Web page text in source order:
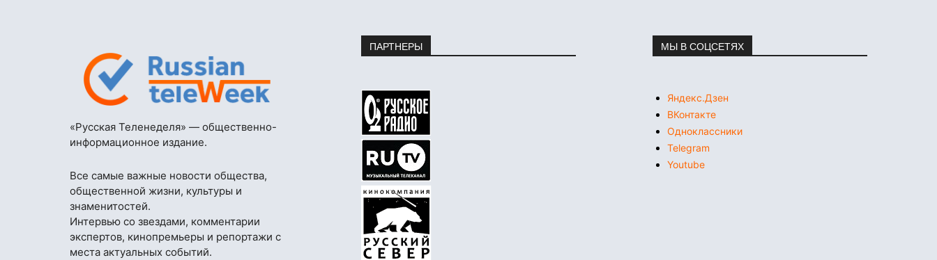
«Русская Теленеделя» — общественно-
информационное издание.
Все самые важные новости общества,
общественной жизни, культуры и
знаменитостей.
Интервью со звездами, комментарии
экспертов, кинопремьеры и репортажи с
места актуальных событий.
ПАРТНЕРЫ МЫ В СОЦСЕТЯХ
Яндекс.Дзен
ВКонтакте
Одноклассники
Telegram
Youtube